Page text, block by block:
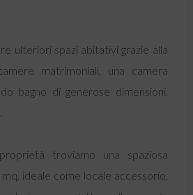
ulteriori spazi abitativi grazie alla
matrimoniali, una camera
bagno di generose dimensioni,
troviamo una spaziosa
ideale come locale accessorio,